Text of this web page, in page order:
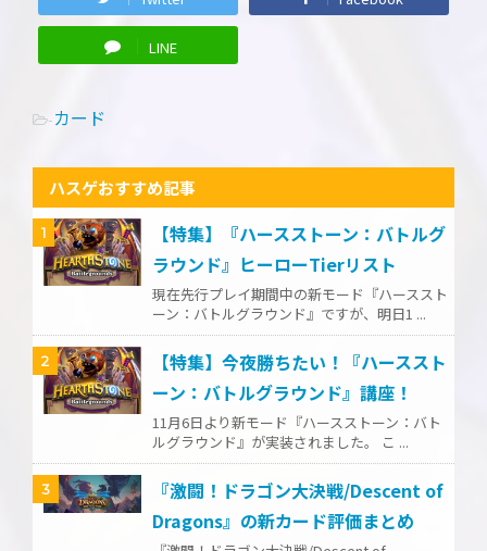
LINE
-カード
ハスゲおすすめ記事
1
【特集】『ハースストーン：バトルグ
ラウンド』ヒーローTierリスト
現在先行プレイ期間中の新モード『ハーススト
ーン：バトルグラウンド』ですが、明日1 ...
2
【特集】今夜勝ちたい！『ハーススト
ーン：バトルグラウンド』講座！
11月6日より新モード『ハースストーン：バト
ルグラウンド』が実装されました。 こ ...
3
『激闘！ドラゴン大決戦/Descent of
Dragons』の新カード評価まとめ